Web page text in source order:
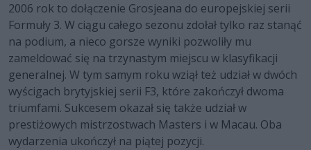
2006 rok to dołączenie Grosjeana do europejskiej serii
Formuły 3. W ciągu całego sezonu zdołał tylko raz stanąć
na podium, a nieco gorsze wyniki pozwoliły mu
zameldować się na trzynastym miejscu w klasyfikacji
generalnej. W tym samym roku wziął też udział w dwóch
wyścigach brytyjskiej serii F3, które zakończył dwoma
triumfami. Sukcesem okazał się także udział w
prestiżowych mistrzostwach Masters i w Macau. Oba
wydarzenia ukończył na piątej pozycji.